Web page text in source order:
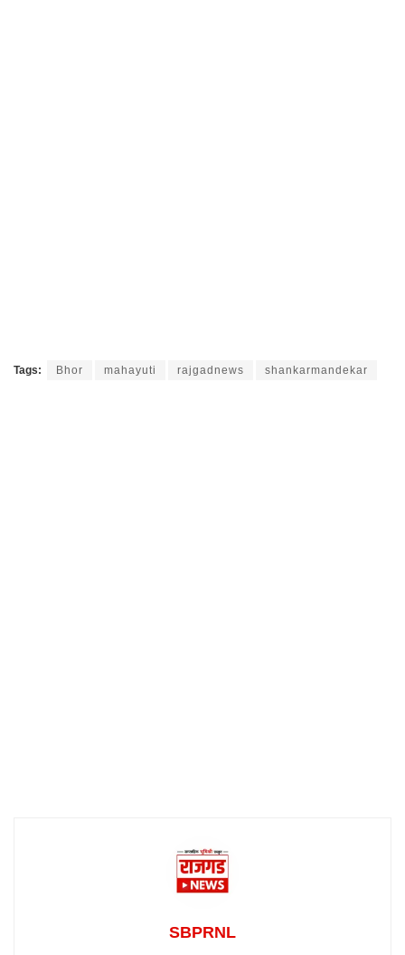
Tags: Bhor mahayuti rajgadnews shankarmandekar
SBPRNL